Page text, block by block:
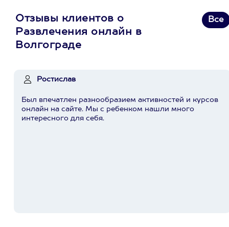
Отзывы клиентов о
Развлечения онлайн в
Волгограде
Все
Ростислав
Был впечатлен разнообразием активностей и курсов
онлайн на сайте. Мы с ребенком нашли много
интересного для себя.